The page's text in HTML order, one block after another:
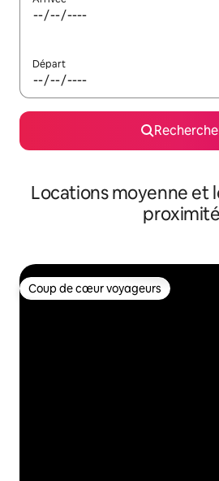
Départ
Locations moyenne et
proximité
Coup de cœur voyageurs
Coup de cœur voyageurs